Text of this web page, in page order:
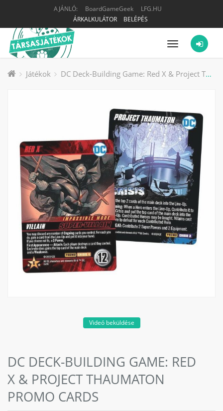
AJÁNLÓ: BoardGameGeek
LFG.HU
ÁRKALKULÁTOR
BELÉPÉS
Menü
Játékok DC Deck-Building Game: Red X & Project Thaumaton Promo Cards társasjáték kiegészítő
Videó beküldése
DC DECK-BUILDING GAME: RED
X & PROJECT THAUMATON
PROMO CARDS